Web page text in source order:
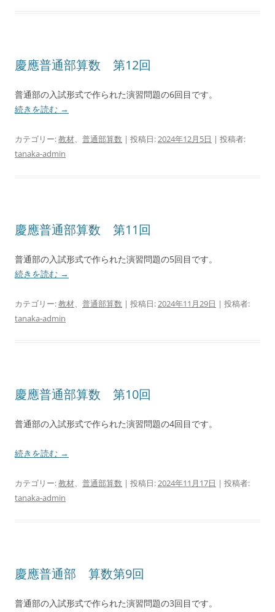
慶應普通部算数 第12回
普通部の入試形式で作られた演習問題の6回目です。
続きを読む →
カテゴリー:教材、 普通部算数 | 投稿日:2024年12月5日 | 投稿者:
tanaka-admin
慶應普通部算数 第11回
普通部の入試形式で作られた演習問題の5回目です。
続きを読む →
カテゴリー:教材、 普通部算数 | 投稿日:2024年11月29日 | 投稿者:
tanaka-admin
慶應普通部算数 第10回
普通部の入試形式で作られた演習問題の4回目です。
続きを読む →
カテゴリー:教材、 普通部算数 | 投稿日:2024年11月17日 | 投稿者:
tanaka-admin
慶應普通部 算数第9回
普通部の入試形式で作られた演習問題の3回目です。